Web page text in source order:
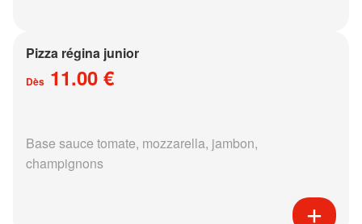
Pizza régina junior
Dès 11.00 €
Base sauce tomate, mozzarella, jambon,
champignons